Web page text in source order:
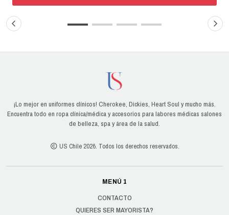
¡Lo mejor en uniformes clínicos! Cherokee, Dickies, Heart Soul y mucho más.
Encuentra todo en ropa clínica/médica y accesorios para labores médicas salones
de belleza, spa y área de la salud.
US Chile 2026. Todos los derechos reservados.
MENÚ 1
CONTACTO
QUIERES SER MAYORISTA?